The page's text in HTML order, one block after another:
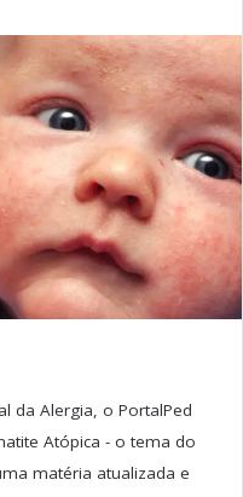
da Alergia, o PortalPed
Atópica - o tema do
matéria atualizada e